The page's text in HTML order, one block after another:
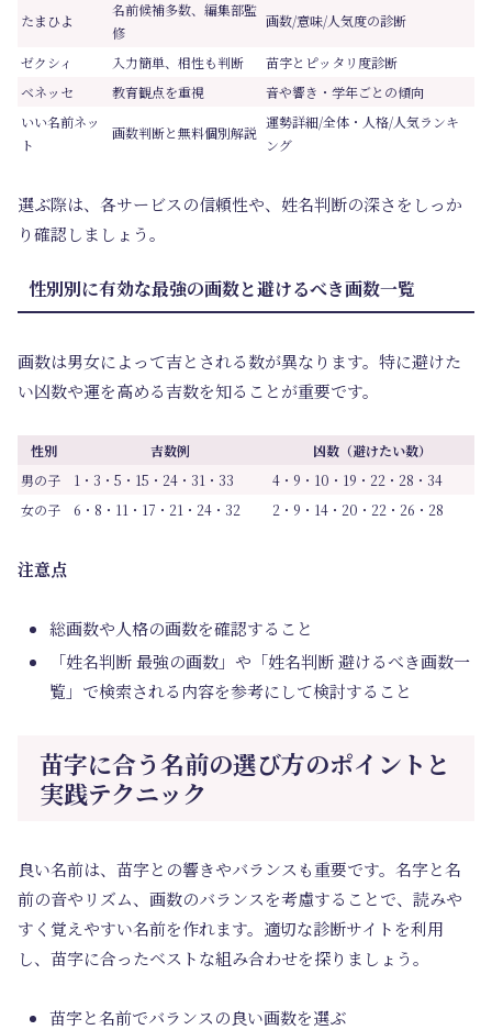
たまひよ
名前候補多数、編集部監
修
画数/意味/人気度の診断
ゼクシィ 入力簡単、相性も判断
苗字とピッタリ度診断
ベネッセ
教育観点を重視
音や響き・学年ごとの傾向
いい名前ネッ
ト
画数判断と無料個別解説
運勢詳細/全体・人格/人気ランキ
ング
選ぶ際は、各サービスの信頼性や、姓名判断の深さをしっか
り確認しましょう。
性別別に有効な最強の画数と避けるべき画数一覧
画数は男女によって吉とされる数が異なります。特に避けた
い凶数や運を高める吉数を知ることが重要です。
性別 吉数例
凶数（避けたい数）
男の子
1・3・5・15・24・31・33
4・9・10・19・22・28・34
女の子
6・8・11・17・21・24・32 2・9・14・20・22・26・28
注意点
総画数や人格の画数を確認すること
「姓名判断 最強の画数」や「姓名判断 避けるべき画数一
覧」で検索される内容を参考にして検討すること
苗字に合う名前の選び方のポイントと
実践テクニック
良い名前は、苗字との響きやバランスも重要です。名字と名
前の音やリズム、画数のバランスを考慮することで、読みや
すく覚えやすい名前を作れます。適切な診断サイトを利用
し、苗字に合ったベストな組み合わせを探りましょう。
苗字と名前でバランスの良い画数を選ぶ